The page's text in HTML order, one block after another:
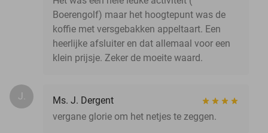
Boerengolf) maar het hoogtepunt was de
koffie met versgebakken appeltaart. Een
heerlijke afsluiter en dat allemaal voor een
klein prijsje. Zeker de moeite waard.
J.
Ms. J. Dergent
vergane glorie om het netjes te zeggen.